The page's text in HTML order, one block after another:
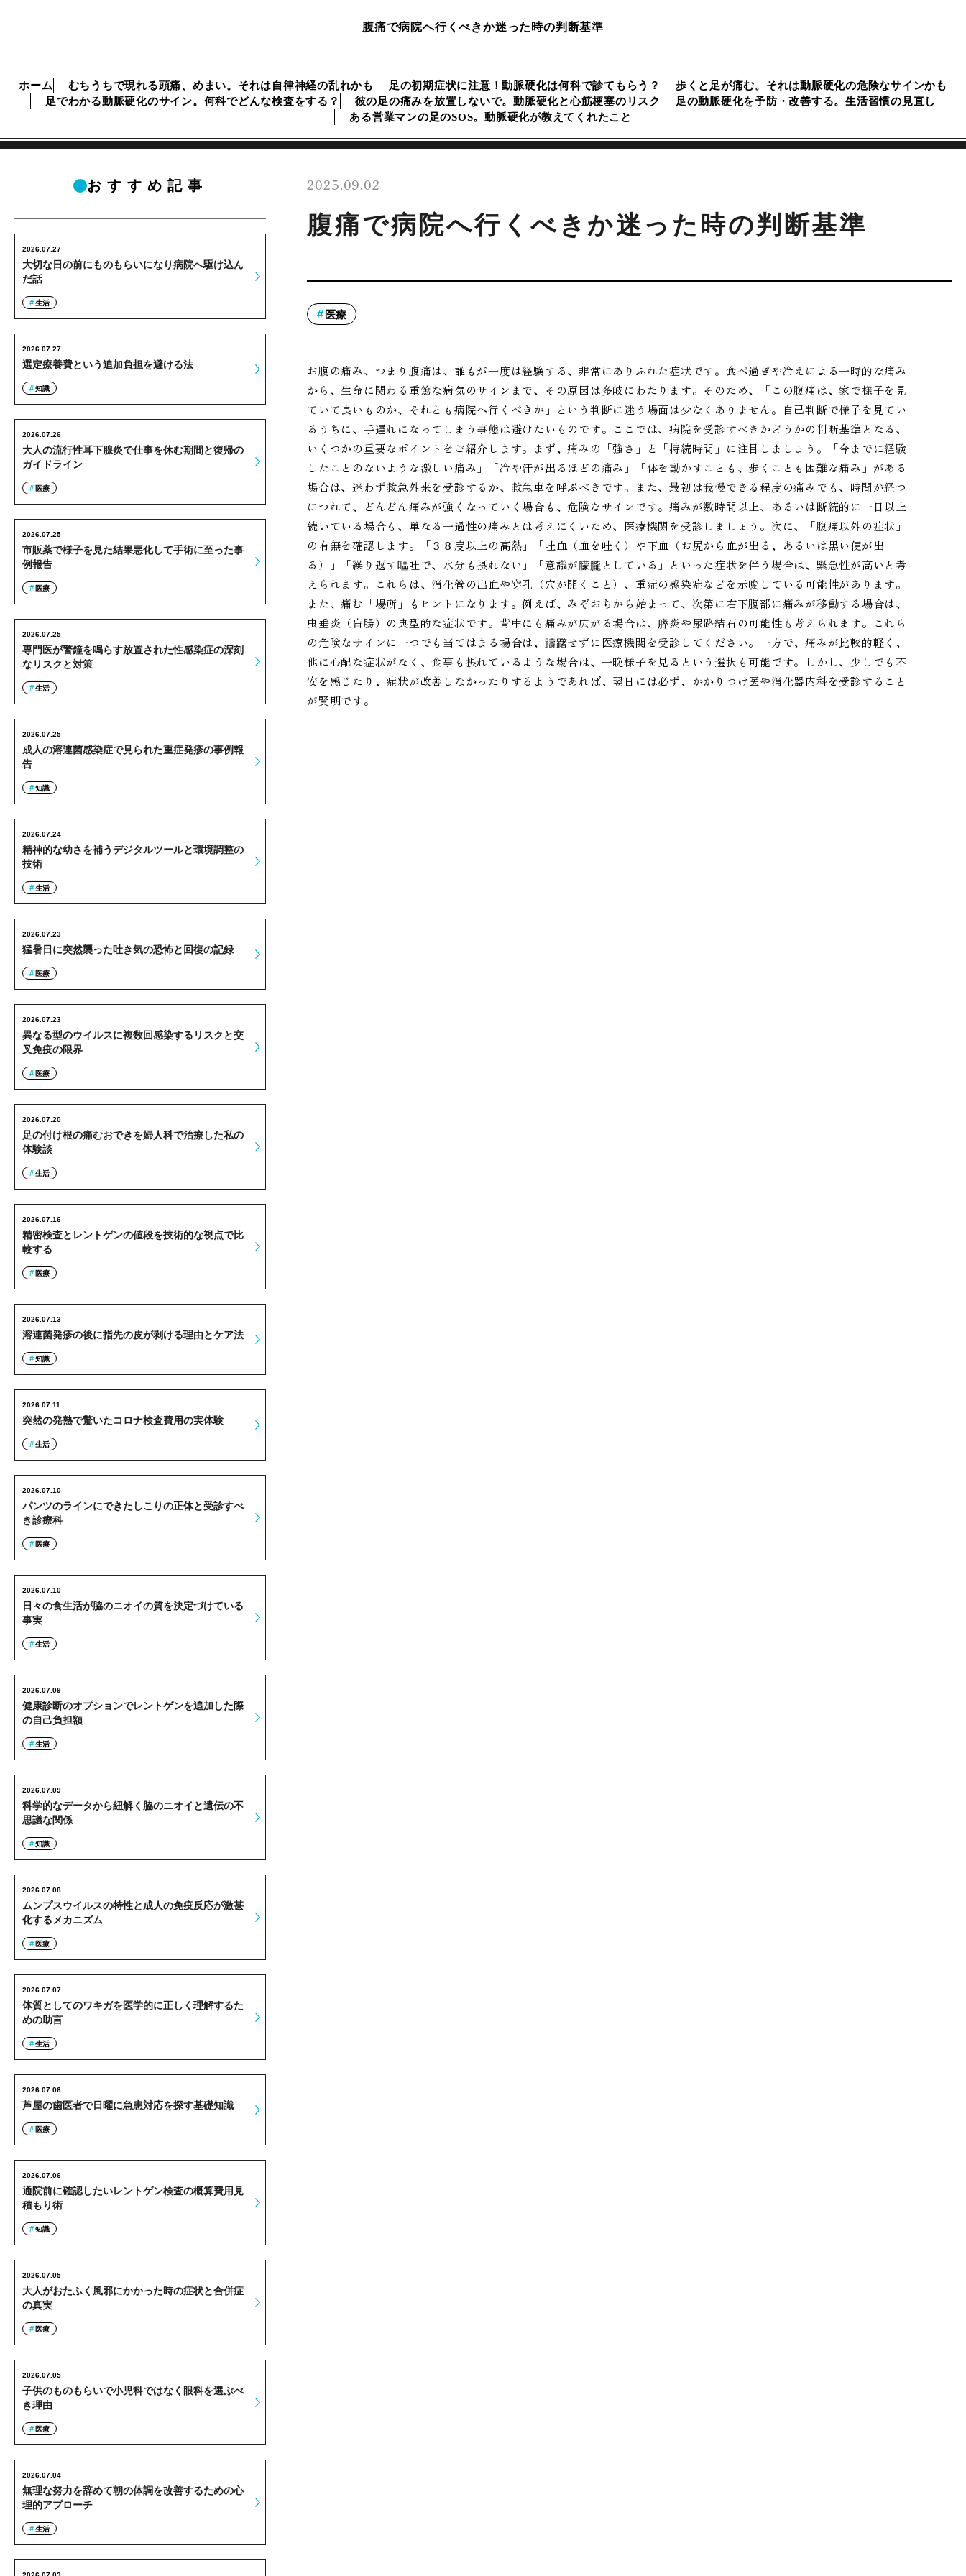
腹痛で病院へ行くべきか迷った時の判断基準
ホーム むちうちで現れる頭痛、めまい。それは自律神経の乱れかも 足の初期症状に注意！動脈硬化は何科で診てもらう？
歩くと足が痛む。それは動脈硬化の危険なサインかも
足でわかる動脈硬化のサイン。何科でどんな検査をする？
彼の足の痛みを放置しないで。動脈硬化と心筋梗塞のリスク
足の動脈硬化を予防・改善する。生活習慣の見直し
ある営業マンの足のSOS。動脈硬化が教えてくれたこと
2025.09.02
腹痛で病院へ行くべきか迷った時の判断基準
医療
お腹の痛み、つまり腹痛は、誰もが一度は経験する、非常にありふれた症状です。食べ過ぎや冷えによる一時的な痛み
から、生命に関わる重篤な病気のサインまで、その原因は多岐にわたります。そのため、「この腹痛は、家で様子を見
ていて良いものか、それとも病院へ行くべきか」という判断に迷う場面は少なくありません。自己判断で様子を見てい
るうちに、手遅れになってしまう事態は避けたいものです。ここでは、病院を受診すべきかどうかの判断基準となる、
いくつかの重要なポイントをご紹介します。まず、痛みの「強さ」と「持続時間」に注目しましょう。「今までに経験
したことのないような激しい痛み」「冷や汗が出るほどの痛み」「体を動かすことも、歩くことも困難な痛み」がある
場合は、迷わず救急外来を受診するか、救急車を呼ぶべきです。また、最初は我慢できる程度の痛みでも、時間が経つ
につれて、どんどん痛みが強くなっていく場合も、危険なサインです。痛みが数時間以上、あるいは断続的に一日以上
続いている場合も、単なる一過性の痛みとは考えにくいため、医療機関を受診しましょう。次に、「腹痛以外の症状」
の有無を確認します。「３８度以上の高熱」「吐血（血を吐く）や下血（お尻から血が出る、あるいは黒い便が出
る）」「繰り返す嘔吐で、水分も摂れない」「意識が朦朧としている」といった症状を伴う場合は、緊急性が高いと考
えられます。これらは、消化管の出血や穿孔（穴が開くこと）、重症の感染症などを示唆している可能性があります。
また、痛む「場所」もヒントになります。例えば、みぞおちから始まって、次第に右下腹部に痛みが移動する場合は、
虫垂炎（盲腸）の典型的な症状です。背中にも痛みが広がる場合は、膵炎や尿路結石の可能性も考えられます。これら
の危険なサインに一つでも当てはまる場合は、躊躇せずに医療機関を受診してください。一方で、痛みが比較的軽く、
他に心配な症状がなく、食事も摂れているような場合は、一晩様子を見るという選択も可能です。しかし、少しでも不
安を感じたり、症状が改善しなかったりするようであれば、翌日には必ず、かかりつけ医や消化器内科を受診すること
が賢明です。
おすすめ記事
大切な日の前にものもらいになり病院へ駆け込ん
だ話
2026.07.27
生活
選定療養費という追加負担を避ける法
2026.07.27
知識
大人の流行性耳下腺炎で仕事を休む期間と復帰の
ガイドライン
2026.07.26
医療
市販薬で様子を見た結果悪化して手術に至った事
例報告
2026.07.25
医療
専門医が警鐘を鳴らす放置された性感染症の深刻
なリスクと対策
2026.07.25
生活
成人の溶連菌感染症で見られた重症発疹の事例報
告
2026.07.25
知識
精神的な幼さを補うデジタルツールと環境調整の
技術
2026.07.24
生活
猛暑日に突然襲った吐き気の恐怖と回復の記録
2026.07.23
医療
異なる型のウイルスに複数回感染するリスクと交
叉免疫の限界
2026.07.23
医療
足の付け根の痛むおできを婦人科で治療した私の
体験談
2026.07.20
生活
精密検査とレントゲンの値段を技術的な視点で比
較する
2026.07.16
医療
溶連菌発疹の後に指先の皮が剥ける理由とケア法
2026.07.13
知識
突然の発熱で驚いたコロナ検査費用の実体験
2026.07.11
生活
パンツのラインにできたしこりの正体と受診すべ
き診療科
2026.07.10
医療
日々の食生活が脇のニオイの質を決定づけている
事実
2026.07.10
生活
健康診断のオプションでレントゲンを追加した際
の自己負担額
2026.07.09
生活
科学的なデータから紐解く脇のニオイと遺伝の不
思議な関係
2026.07.09
知識
ムンプスウイルスの特性と成人の免疫反応が激甚
化するメカニズム
2026.07.08
医療
体質としてのワキガを医学的に正しく理解するた
めの助言
2026.07.07
生活
芦屋の歯医者で日曜に急患対応を探す基礎知識
2026.07.06
医療
通院前に確認したいレントゲン検査の概算費用見
積もり術
2026.07.06
知識
大人がおたふく風邪にかかった時の症状と合併症
の真実
2026.07.05
医療
子供のものもらいで小児科ではなく眼科を選ぶべ
き理由
2026.07.05
医療
無理な努力を辞めて朝の体調を改善するための心
理的アプローチ
2026.07.04
生活